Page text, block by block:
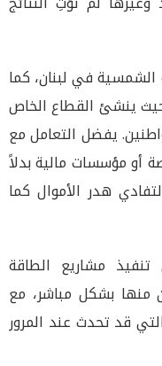
الشمسية في لبنان، كما
ينشئ القطاع الخاص
يفضل التعامل مع
أو مؤسسات مالية بدلاً
هدر الأموال كما
مشاريع الطاقة
منها بشكل مباشر، مع
قد تحدث عند المرور